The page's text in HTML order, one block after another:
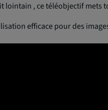
, ce téléobjectif mets
efficace pour des